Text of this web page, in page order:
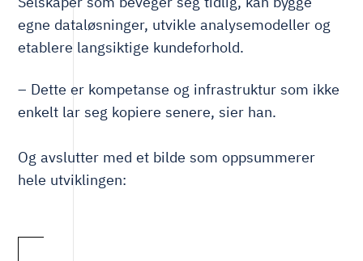
egne dataløsninger, utvikle analysemodeller og
etablere langsiktige kundeforhold.
– Dette er kompetanse og infrastruktur som ikke
enkelt lar seg kopiere senere, sier han.
Og avslutter med et bilde som oppsummerer
hele utviklingen: